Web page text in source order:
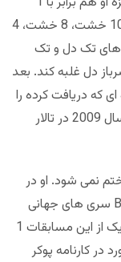
میلیون دلار بود. او در میز نهایی با کارت های 10 خشت، 8 خشت، 4
کارت های تک دل و تک
دل غلبه کند. بعد
که دریافت کرده را
به 5 موسسه خیریه بخشیده است. نام او در سال 2009 در تالار
نمی شود. او در
جولای 2012 در رویداد Big One for One Drop سری های جهانی
پوکر شرکت کرد و به مقام نهم رسید. درآمد مایک از این مسابقات 1
یک رکورد در کارنامه پوکر